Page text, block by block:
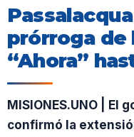
prórroga de
“Ahora”
MISIONES.UNO | El
confirmó la